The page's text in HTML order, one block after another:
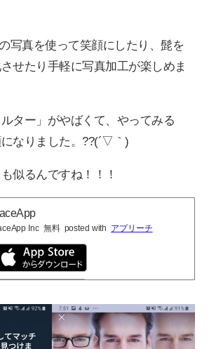
写真を使って笑顔にしたり、髭を
せたり手軽に写真加工が楽しめま
ター」がやばくて、やってみる
なりました。??(´▽｀)
似るんですね！！！
Inc 無料 posted with アプリーチ